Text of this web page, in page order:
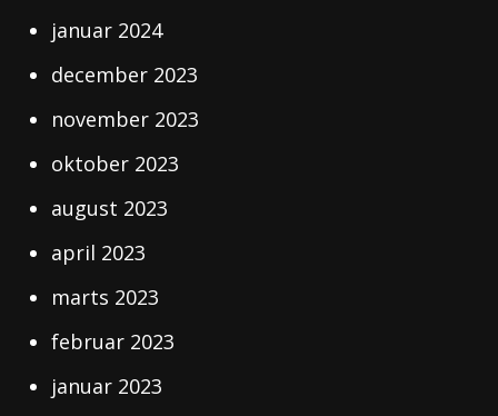
januar 2024
december 2023
november 2023
oktober 2023
august 2023
april 2023
marts 2023
februar 2023
januar 2023